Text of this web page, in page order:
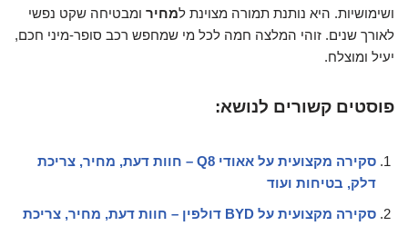
ושימושיות. היא נותנת תמורה מצוינת למחיר ומבטיחה שקט נפשי
לאורך שנים. זוהי המלצה חמה לכל מי שמחפש רכב סופר-מיני חכם,
יעיל ומוצלח.
פוסטים קשורים לנושא:
סקירה מקצועית על אאודי Q8 – חוות דעת, מחיר, צריכת
דלק, בטיחות ועוד
סקירה מקצועית על BYD דולפין – חוות דעת, מחיר, צריכת